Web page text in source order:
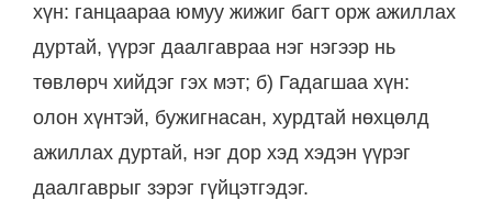
хүн: ганцаараа юмуу жижиг багт орж ажиллах
дуртай, үүрэг даалгавраа нэг нэгээр нь
төвлөрч хийдэг гэх мэт; б) Гадагшаа хүн:
олон хүнтэй, бужигнасан, хурдтай нөхцөлд
ажиллах дуртай, нэг дор хэд хэдэн үүрэг
даалгаврыг зэрэг гүйцэтгэдэг.